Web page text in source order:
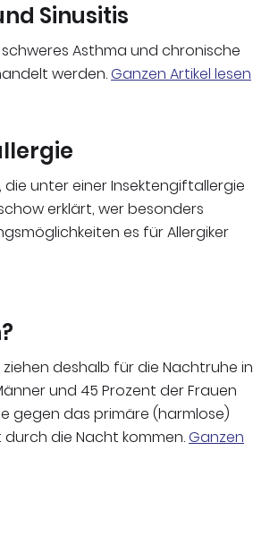
Sinusitis
Asthma und chronische
werden.Ganzen Artikel lesen
unter einer Insektengiftallergie
erklärt, wer besonders
es für Allergiker
deshalb für die Nachtruhe in
und 45 Prozent der Frauen
gegen das primäre (harmlose)
die Nacht kommen.Ganzen